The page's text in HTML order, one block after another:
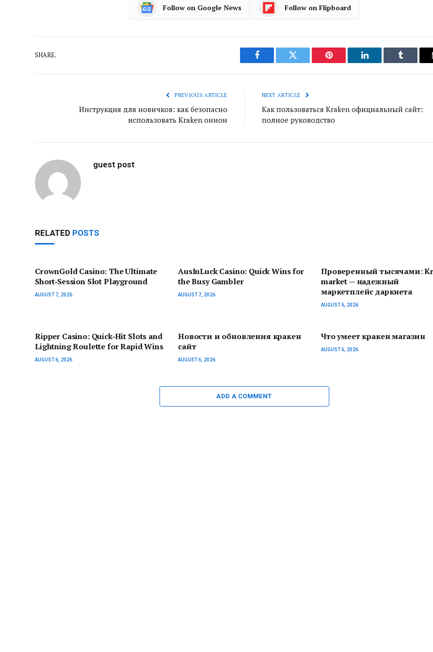
Follow on Google News Follow on Flipboard
SHARE.
Facebook Twitter Pinterest LinkedIn Tumblr
PREVIOUS ARTICLE
Инструкция для новичков: как безопасно
использовать Kraken онион
NEXT ARTICLE
Как пользоваться Kraken официальный сайт:
полное руководство
guest post
RELATED POSTS
CrownGold Casino: The Ultimate
Short‑Session Slot Playground
AUGUST 7, 2026
AusInLuck Casino: Quick Wins for
the Busy Gambler
AUGUST 7, 2026
Проверенный тысячами:
market — надежный
маркетплейс даркнета
AUGUST 6, 2026
Ripper Casino: Quick‑Hit Slots and
Lightning Roulette for Rapid Wins
AUGUST 6, 2026
Новости и обновления кракен
сайт
AUGUST 6, 2026
Что умеет кракен магазин
AUGUST 6, 2026
ADD A COMMENT